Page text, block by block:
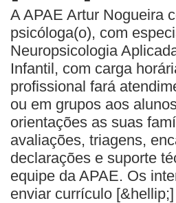
CONTATO
ANUNCIE
A APAE Artur Nogueira
psicóloga(o), com
Neuropsicologia
Infantil, com carga
profissional fará
ou em grupos aos
orientações as suas
avaliações, triagens,
declarações e suporte
equipe da APAE. Os
enviar currículo [&hellip;]